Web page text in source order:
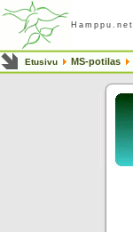
Hamppu.net
Etusivu MS-potilas